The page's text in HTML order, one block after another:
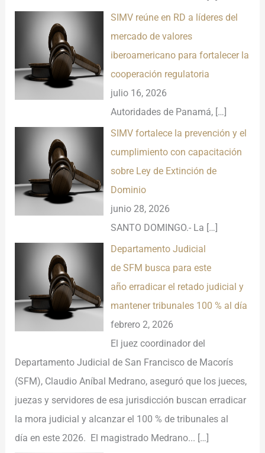
SIMV reúne en RD a líderes del
mercado de valores
iberoamericano para fortalecer la
cooperación regulatoria
julio 16, 2026
Autoridades de Panamá, […]
SIMV fortalece la prevención y el
cumplimiento con capacitación
sobre Ley de Extinción de
Dominio
junio 28, 2026
SANTO DOMINGO.- La […]
Departamento Judicial
de SFM busca para este
año erradicar el retado judicial y
mantener tribunales 100 % al día
febrero 2, 2026
El juez coordinador del
Departamento Judicial de San Francisco de Macorís
(SFM), Claudio Aníbal Medrano, aseguró que los jueces,
juezas y servidores de esa jurisdicción buscan erradicar
la mora judicial y alcanzar el 100 % de tribunales al
día en este 2026. El magistrado Medrano... […]